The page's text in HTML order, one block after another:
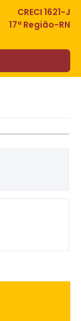
CRECI 1621-J
17ª Região-RN